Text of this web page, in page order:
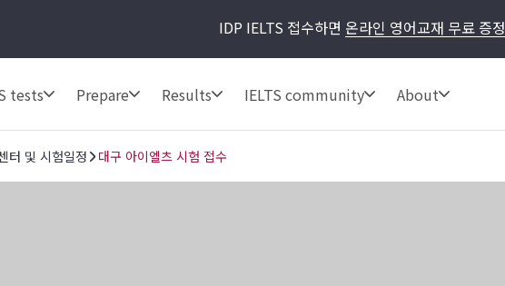
IDP IELTS 접수하면 온라인 영어교재 무료 증정
tests Prepare Results IELTS community About
터 및 시험일정 대구 아이엘츠 시험 접수